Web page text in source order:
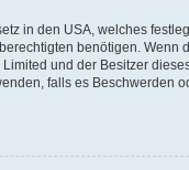
in den USA, welches
benötigen. Wenn
und der Besitzer
falls es Beschwerden